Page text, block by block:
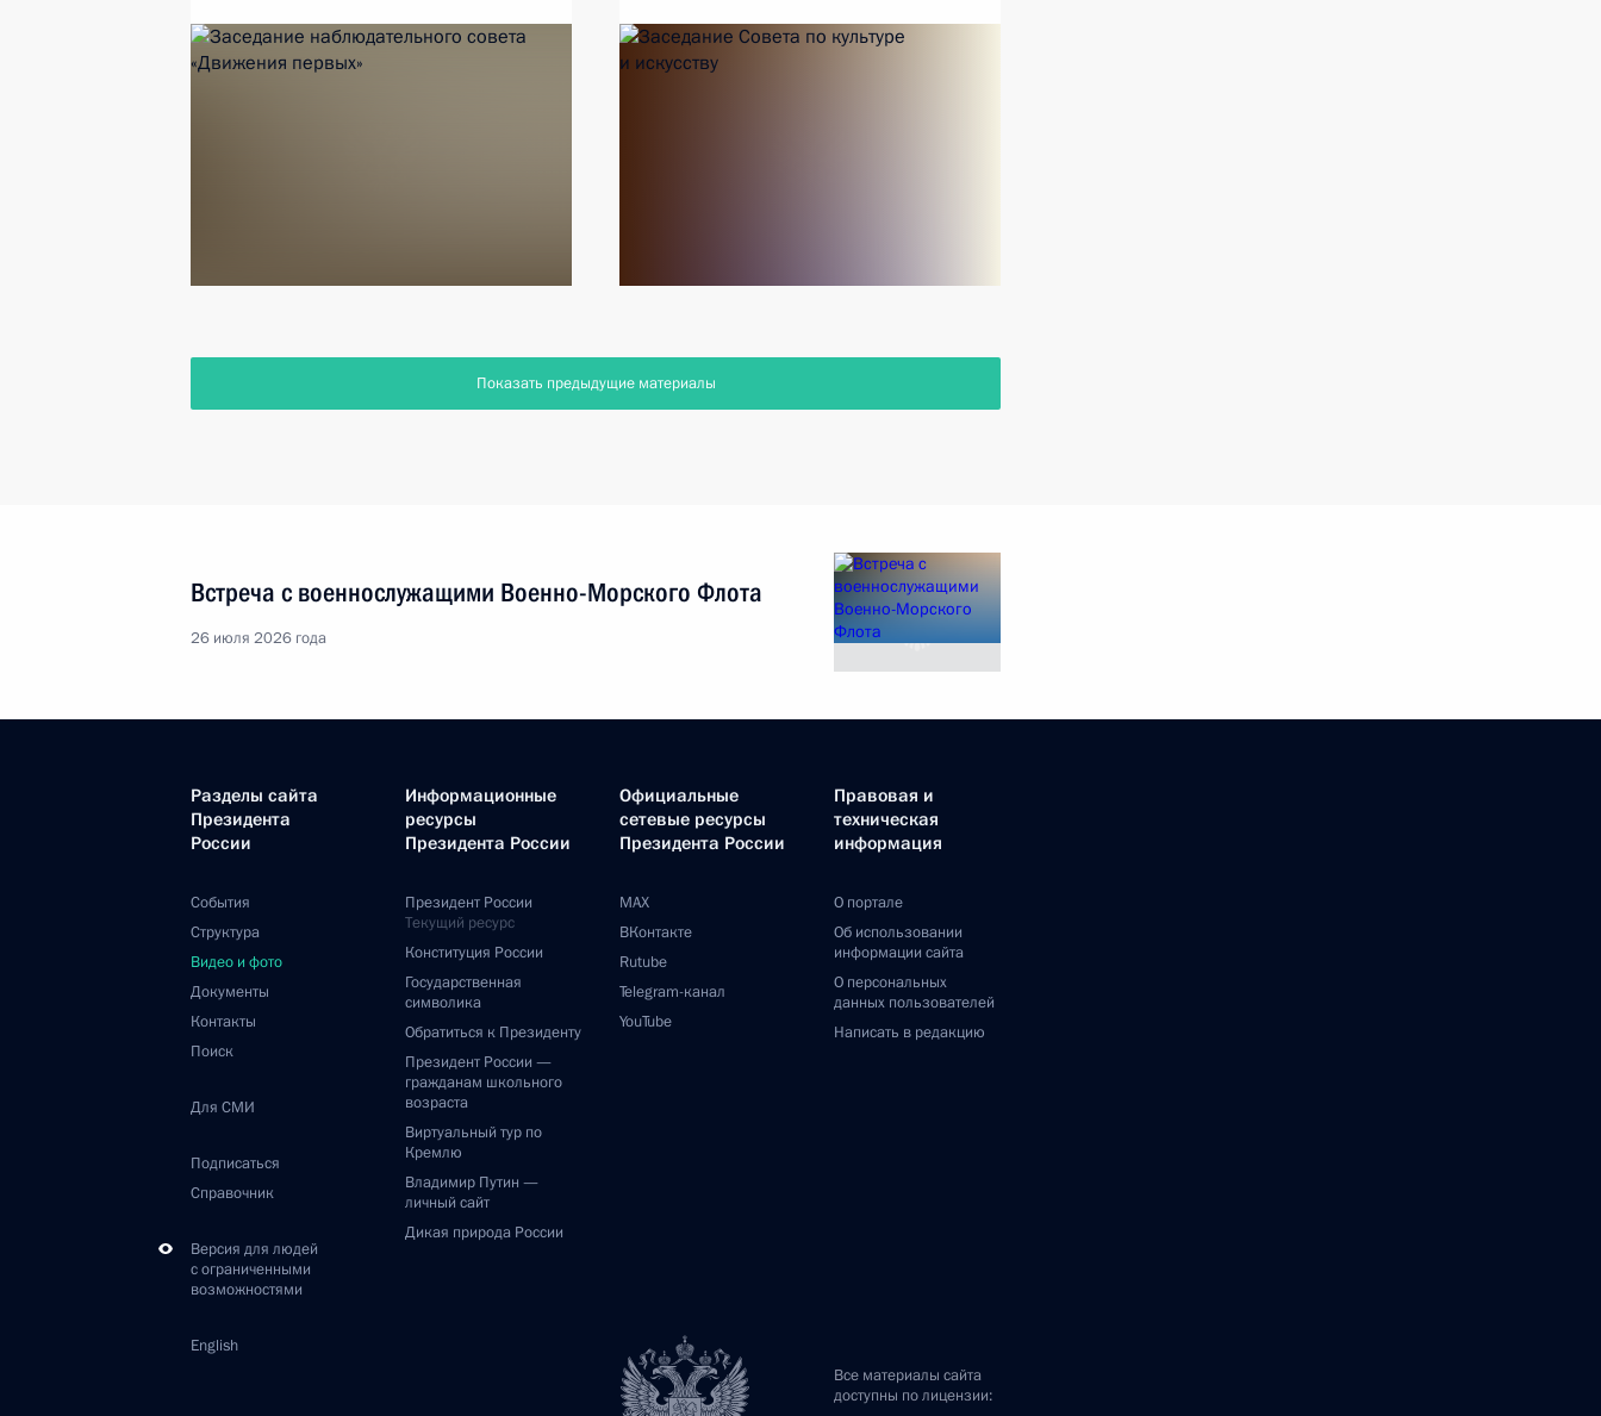
Показать предыдущие материалы
Встреча с военнослужащими Военно-Морского Флота
26 июля 2026 года
Разделы сайта
Президента
России
События
Структура
Видео и фото
Документы
Контакты
Поиск
Для СМИ
Подписаться
Справочник
Версия для людей
с ограниченными
возможностями
English
Информационные
ресурсы
Президента России
Президент России
Текущий ресурс
Конституция России
Государственная
символика
Обратиться к Президенту
Президент России —
гражданам школьного
возраста
Виртуальный тур по
Кремлю
Владимир Путин —
личный сайт
Дикая природа России
Официальные
сетевые ресурсы
Президента России
MAX
ВКонтакте
Rutube
Telegram-канал
YouTube
Правовая и
техническая
информация
О портале
Об использовании
информации сайта
О персональных
данных пользователей
Написать в редакцию
Все материалы сайта
доступны по лицензии: